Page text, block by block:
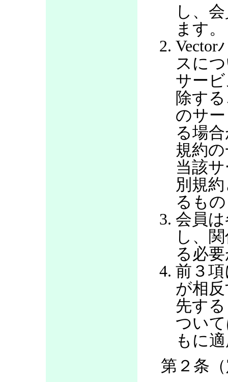
し、
ます。
Vector
スに
サー
除す
のサ
る場
規約
当該
別規
るも
会員
し、
る必
前３
が相
先す
つい
もに
第２条